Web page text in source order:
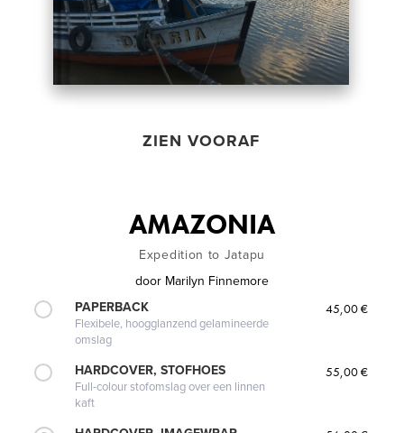
ZIEN VOORAF
AMAZONIA
Expedition to Jatapu
door Marilyn Finnemore
PAPERBACK
Flexibele, hoogglanzend gelamineerde
omslag
45,00 €
HARDCOVER, STOFHOES
Full-colour stofomslag over een linnen
kaft
55,00 €